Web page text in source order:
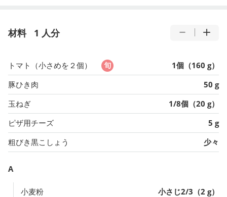
材料 1 人分
トマト（小さめを２個）
1個（160 g）
豚ひき肉
50 g
玉ねぎ
1/8個（20 g）
ピザ用チーズ
5 g
粗びき黒こしょう
少々
A
小麦粉
小さじ2/3（2 g）